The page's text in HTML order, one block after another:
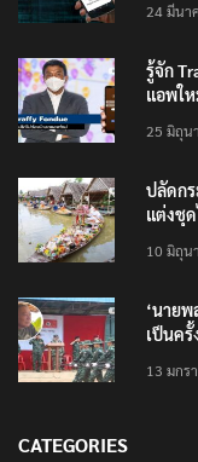
24 มีนา
รู้จัก
แอพให
25 มิถุน
ปลัดกร
แต่งชุ
10 มิถุน
‘นาย
เป็นค
13 มกร
CATEGORIES